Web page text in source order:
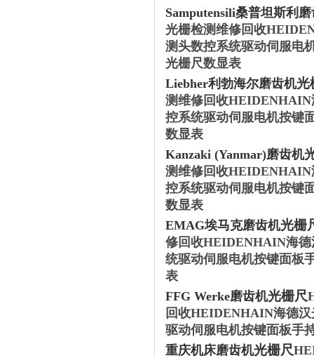
‌Samputensili桑普坦斯利
光栅检测维修回收
测头数控系统驱动伺服电
光栅尺数显表
‌Liebher利勃海尔磨齿机光
测维修回收HEIDENHAIN
控系统驱动伺服电机按键
数显表
‌Kanzaki (Yanmar)‌磨齿机
测维修回收HEIDENHAIN
控系统驱动伺服电机按键
数显表
‌EMAG埃马克‌磨齿机光栅
修回收HEIDENHAIN海德
统驱动伺服电机按键面板
表
‌FFG Werke‌磨齿机光栅尺
回收HEIDENHAIN海德
驱动伺服电机按键面板手
重庆机床磨齿机光栅尺